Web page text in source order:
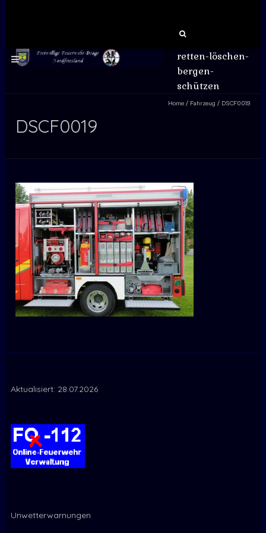
retten-löschen-
bergen-
schützen
Home/ Fahrzeug / DSCF0019
DSCF0019
Aktualisiert: 28.07.2026
Unwetterwarnungen